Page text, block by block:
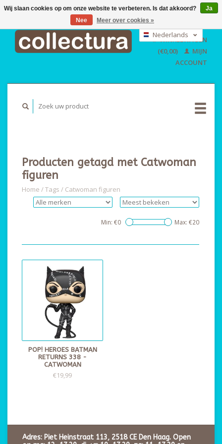
EUR
GBP
USD
Nederlands
English
WINKELWAGEN
(€0,00)
MIJN
ACCOUNT
Producten getagd met Catwoman
figuren
Home /Tags / Catwoman figuren
Min: €0 Max: €20
POP! HEROES BATMAN
RETURNS 338 -
CATWOMAN
€19,99
Adres: Piet Heinstraat 113, 2518 CE Den Haag. Open
Wij slaan cookies op om onze website te verbeteren. Is dat akkoord?
Ja
Nee
Meer over cookies »